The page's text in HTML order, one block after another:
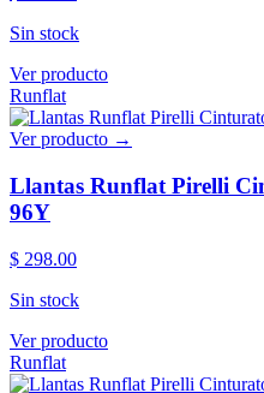
Sin stock
Ver producto
Runflat
Ver producto →
Llantas Runflat Pirelli
96Y
$ 298.00
Sin stock
Ver producto
Runflat